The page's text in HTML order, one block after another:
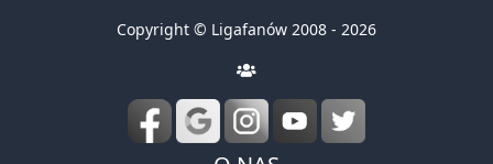
Copyright © Ligafanów 2008 - 2026